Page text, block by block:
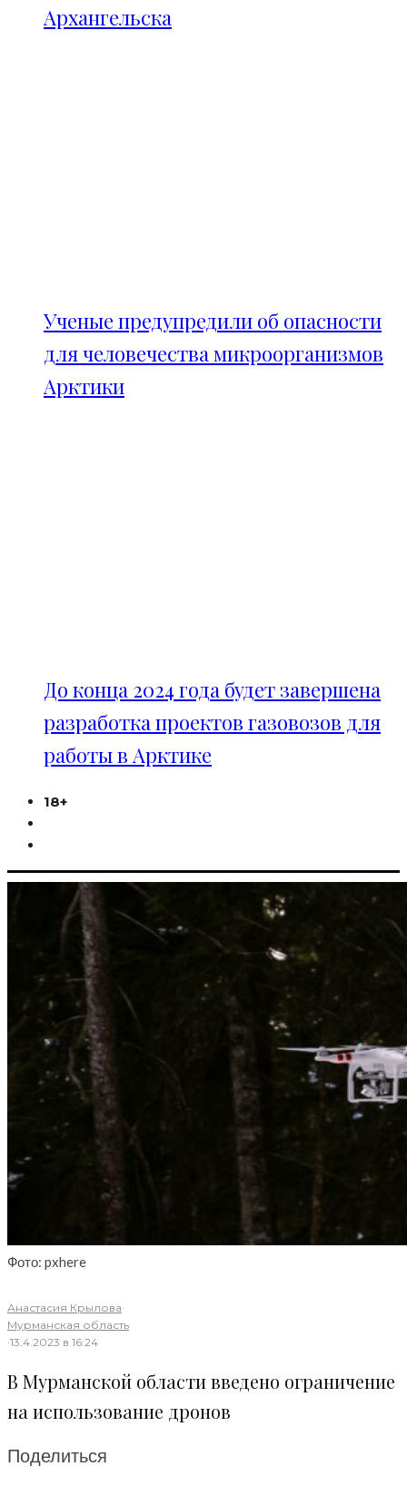
Архангельска
Ученые предупредили об опасности
для человечества микроорганизмов
Арктики
До конца 2024 года будет завершена
разработка проектов газовозов для
работы в Арктике
18+
Фото: pxhere
Анастасия Крылова·
Мурманская область
·13.4.2023 в 16:24
В Мурманской области введено ограничение
на использование дронов
Поделиться